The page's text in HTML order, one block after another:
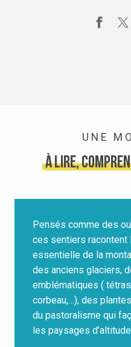
UNE
à lire,
Pensés comme des
ces sentiers racontent
essentielle de la
des anciens glaciers,
emblématiques (
corbeau,…), des
du pastoralisme qui
les paysages